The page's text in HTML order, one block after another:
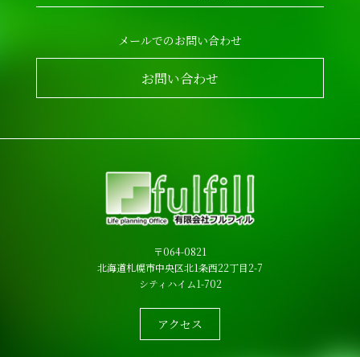
メールでのお問い合わせ
お問い合わせ
〒064-0821
北海道札幌市中央区北1条西22丁目2-7
シティハイム1-702
アクセス